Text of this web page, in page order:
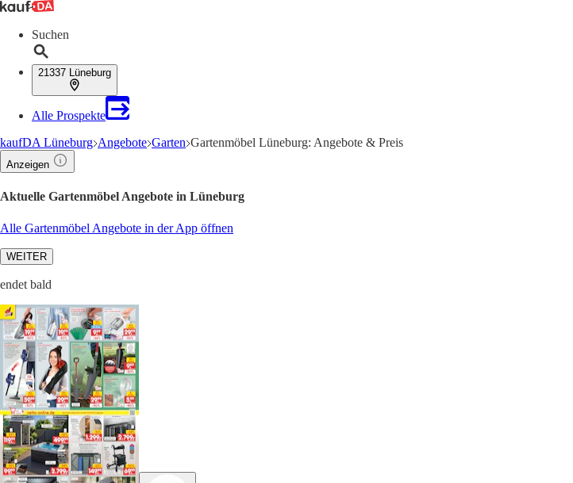
Suchen
21337 Lüneburg
Alle Prospekte
kaufDA Lüneburg Angebote Garten Gartenmöbel Lüneburg: Angebote & Preis
Anzeigen
Aktuelle Gartenmöbel Angebote in Lüneburg
Alle Gartenmöbel Angebote in der App öffnen
WEITER
endet bald